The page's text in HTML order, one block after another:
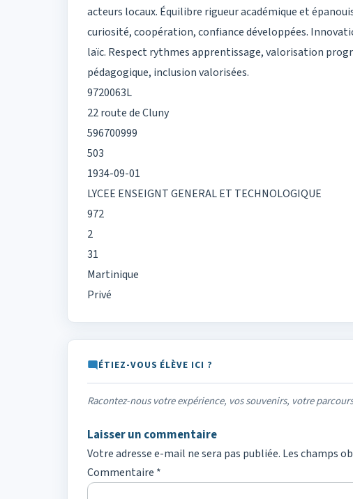
acteurs locaux. Équilibre rigueur académique et
curiosité, coopération, confiance développées.
laïc. Respect rythmes apprentissage, valorisation
pédagogique, inclusion valorisées.
9720063L
22 route de Cluny
596700999
503
1934-09-01
LYCEE ENSEIGNT GENERAL ET TECHNOLOGIQUE
972
2
31
Martinique
Privé
ÉTIEZ-VOUS ÉLÈVE ICI ?
Racontez-nous votre expérience, vos souvenirs, votre
Laisser un commentaire
Votre adresse e-mail ne sera pas publiée. Les champs
Commentaire *